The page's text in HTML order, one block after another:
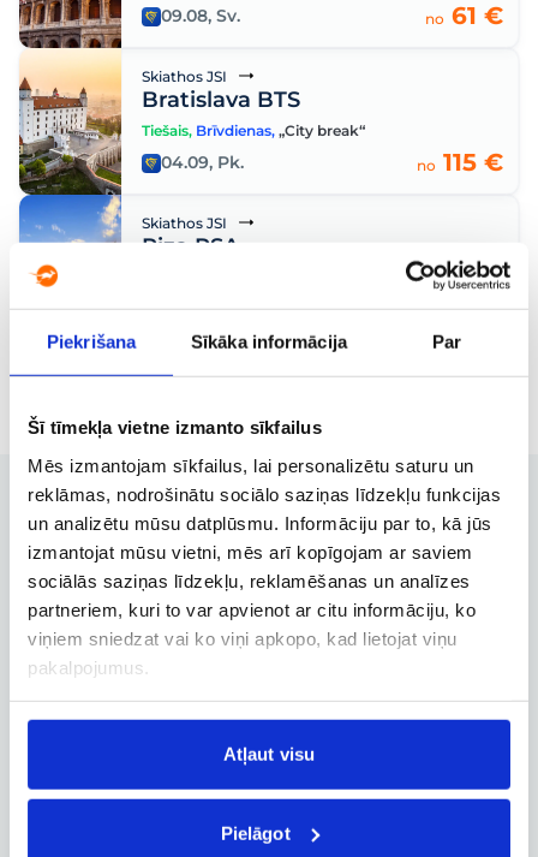
Piekrišana Sīkāka informācija Par
Šī tīmekļa vietne izmanto sīkfailus
Mēs izmantojam sīkfailus, lai personalizētu saturu un
reklāmas, nodrošinātu sociālo saziņas līdzekļu funkcijas
un analizētu mūsu datplūsmu. Informāciju par to, kā jūs
izmantojat mūsu vietni, mēs arī kopīgojam ar saviem
sociālās saziņas līdzekļu, reklamēšanas un analīzes
partneriem, kuri to var apvienot ar citu informāciju, ko
viņiem sniedzat vai ko viņi apkopo, kad lietojat viņu
pakalpojumus.
Atļaut visu
Pielāgot
09.08, Sv. no 61 €
Skiathos JSI
Bratislava BTS
Tiešais, Brīvdienas, „City break“
04.09, Pk. no 115 €
Skiathos JSI
Piza PSA
Pāriem,Izziņas,
Rezervācijas pārvaldība
Rezervācijas maiņa, atcelšana un
citas svarīgas funkcijas
Biznesa, dienesta un
darbatvaļinājuma lidojumu